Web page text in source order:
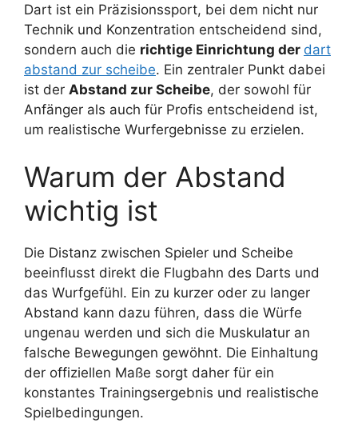
Dart ist ein Präzisionssport, bei dem nicht nur
Technik und Konzentration entscheidend sind,
sondern auch die richtige Einrichtung der dart
abstand zur scheibe. Ein zentraler Punkt dabei
ist der Abstand zur Scheibe, der sowohl für
Anfänger als auch für Profis entscheidend ist,
um realistische Wurfergebnisse zu erzielen.
Warum der Abstand
wichtig ist
Die Distanz zwischen Spieler und Scheibe
beeinflusst direkt die Flugbahn des Darts und
das Wurfgefühl. Ein zu kurzer oder zu langer
Abstand kann dazu führen, dass die Würfe
ungenau werden und sich die Muskulatur an
falsche Bewegungen gewöhnt. Die Einhaltung
der offiziellen Maße sorgt daher für ein
konstantes Trainingsergebnis und realistische
Spielbedingungen.